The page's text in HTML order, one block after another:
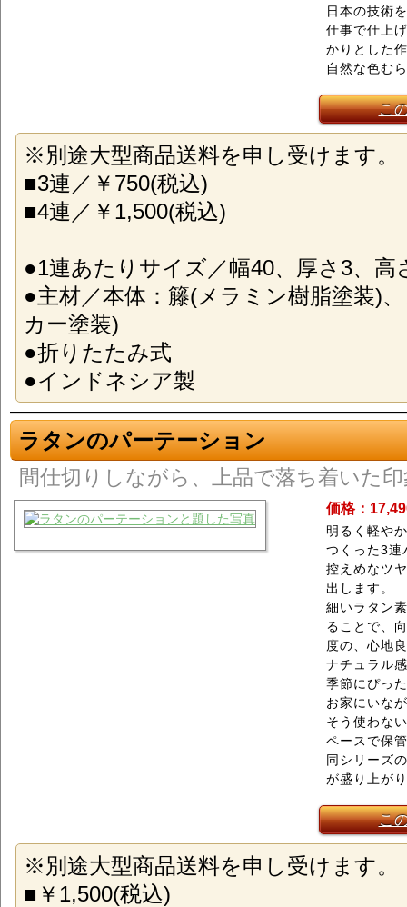
日本の技術
仕事で仕上
かりとした
自然な色む
こ
※別途大型商品送料を申し受けます。
■3連／￥750(税込)
■4連／￥1,500(税込)
●1連あたりサイズ／幅40、厚さ3、高
●主材／本体：籐(メラミン樹脂塗装)
カー塗装)
●折りたたみ式
●インドネシア製
ラタンのパーテーション
間仕切りしながら、上品で落ち着いた
価格：
明るく軽や
つくった3連
控えめなツ
出します。
細いラタン
ることで、
度の、心地
ナチュラル
季節にぴっ
お家にいな
そう使わな
ペースで保
同シリーズ
が盛り上が
こ
※別途大型商品送料を申し受けます。
■￥1,500(税込)